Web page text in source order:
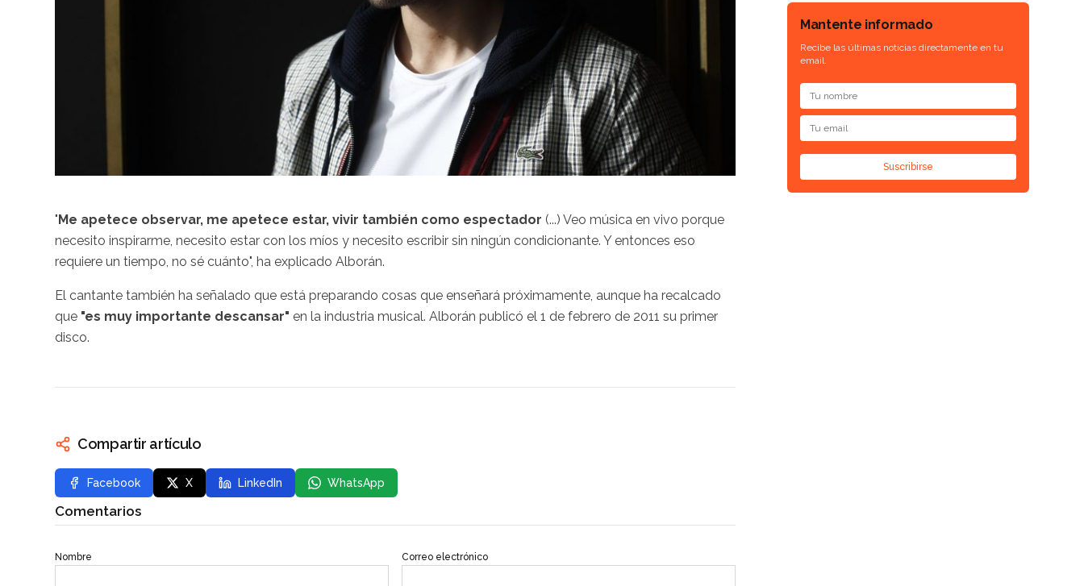
" Me apetece observar, me apetece estar, vivir también como espectador (...) Veo música en vivo porque
necesito inspirarme, necesito estar con los míos y necesito escribir sin ningún condicionante. Y entonces eso
requiere un tiempo, no sé cuánto", ha explicado Alborán.
El cantante también ha señalado que está preparando cosas que enseñará próximamente, aunque ha recalcado
que "es muy importante descansar" en la industria musical. Alborán publicó el 1 de febrero de 2011 su primer
disco.
Compartir artículo
Facebook X LinkedIn WhatsApp
Comentarios
Nombre Correo electrónico
Mantente informado
Recibe las últimas noticias directamente en tu
email.
Suscribirse